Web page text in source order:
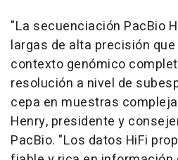
"La secuenciación PacBio
largas de alta precisión
contexto genómico
resolución a nivel de
cepa en muestras
Henry, presidente y
PacBio. "Los datos HiFi